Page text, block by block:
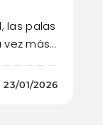
las palas
más…
23/01/2026